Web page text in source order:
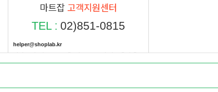
마트잡 고객지원센터
TEL : 02)851-0815
helper@shoplab.kr
평일 오전9시30분 ~ 오후6시30분 / 주말 및 공휴일 휴무